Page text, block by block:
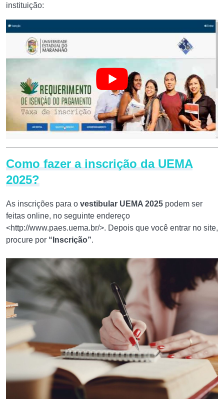
instituição:
Como fazer a inscrição da UEMA
2025?
As inscrições para o vestibular UEMA 2025 podem ser
feitas online, no seguinte endereço
<http://www.paes.uema.br/>. Depois que você entrar no site,
procure por “Inscrição”.